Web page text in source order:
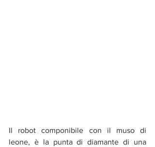
Il robot componibile con il muso di
leone, è la punta di diamante di una